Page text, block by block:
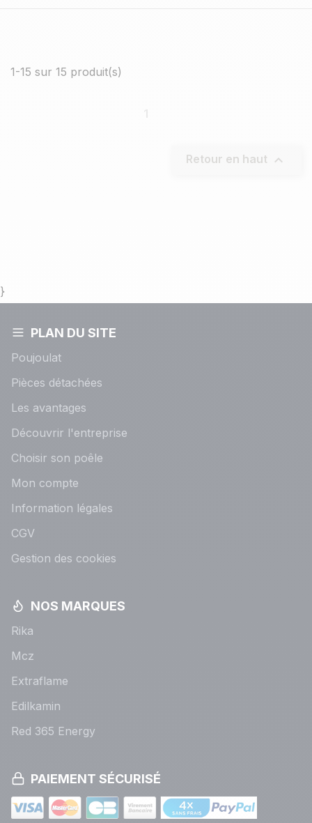
1-15 sur 15 produit(s)
Retour en haut 
}
PLAN DU SITE
Poujoulat
Pièces détachées
Les avantages
Découvrir l'entreprise
Choisir son poêle
Mon compte
Information légales
CGV
Gestion des cookies
NOS MARQUES
Rika
Mcz
Extraflame
Edilkamin
Red 365 Energy
PAIEMENT SÉCURISÉ